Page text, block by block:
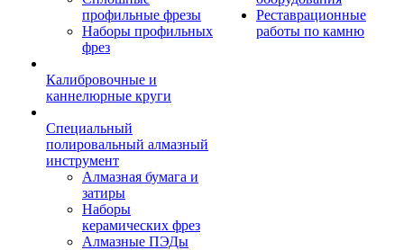
профильные фрезы
Наборы профильных
фрез
Калибровочные и
каннелюрные круги
Специальный
полировальный алмазный
инструмент
Алмазная бумага и
затиры
Наборы
керамических фрез
Алмазные ПЭДы
Реставрационные
работы по камню